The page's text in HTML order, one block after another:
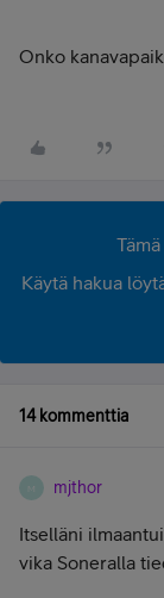
Onko
Käytä hakua
14 kommenttia
M mjthor
Itselläni
vika Soneralla